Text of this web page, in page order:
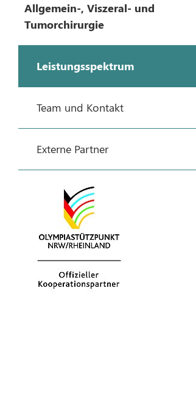
Allgemein-, Viszeral- und
Tumorchirurgie
Leistungsspektrum
Team und Kontakt
Externe Partner